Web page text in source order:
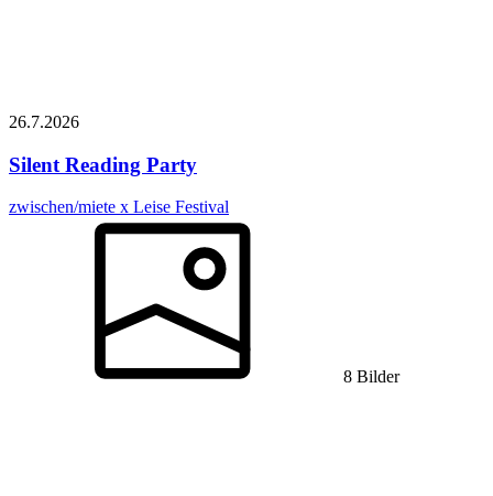
26.7.2026
Silent Reading Party
zwischen/miete x Leise Festival
8 Bilder